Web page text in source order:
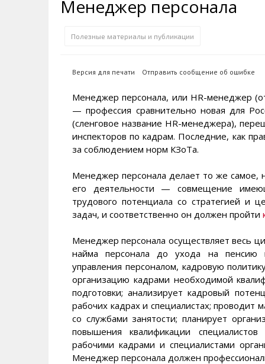
Транспортная инфраструктура
Колымы
Губернатор
Полицейских не бить
Аварии ДТП
Менеджер персонала
Полезные материалы и публикации
Версия для печати Отправить сообщение об ошибке
Менеджер персонала, или HR-менеджер
— профессия сравнительно новая для
(сленговое название HR-менеджера),
инспекторов по кадрам. Последние, как
за соблюдением норм КЗоТа.
Менеджер персонала делает то же самое,
его деятельности — совмещение
трудового потенциала со стратегией и
задач, и соответственно он должен пройти
Менеджер персонала осуществляет весь
найма персонала до ухода на пенсию
управления персоналом, кадровую
организацию кадрами необходимой
подготовки; анализирует кадровый
рабочих кадрах и специалистах; проводит
со службами занятости; планирует
повышения квалификации
рабочими кадрами и специалистами
Менеджер персонала должен